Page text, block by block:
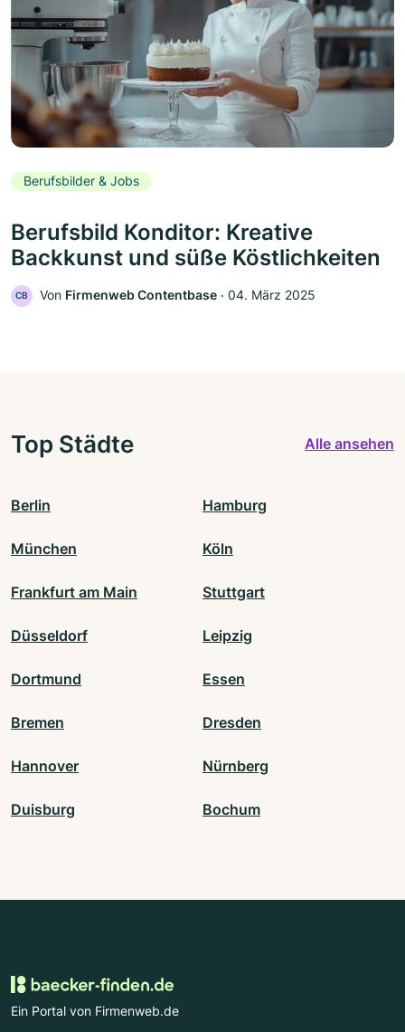
Berufsbilder & Jobs
Berufsbild Konditor: Kreative
Backkunst und süße Köstlichkeiten
CB Von Firmenweb Contentbase ‧ 04. März 2025
Top Städte Alle ansehen
Berlin Hamburg
München Köln
Frankfurt am Main Stuttgart
Düsseldorf Leipzig
Dortmund Essen
Bremen Dresden
Hannover Nürnberg
Duisburg Bochum
Ein Portal von Firmenweb.de